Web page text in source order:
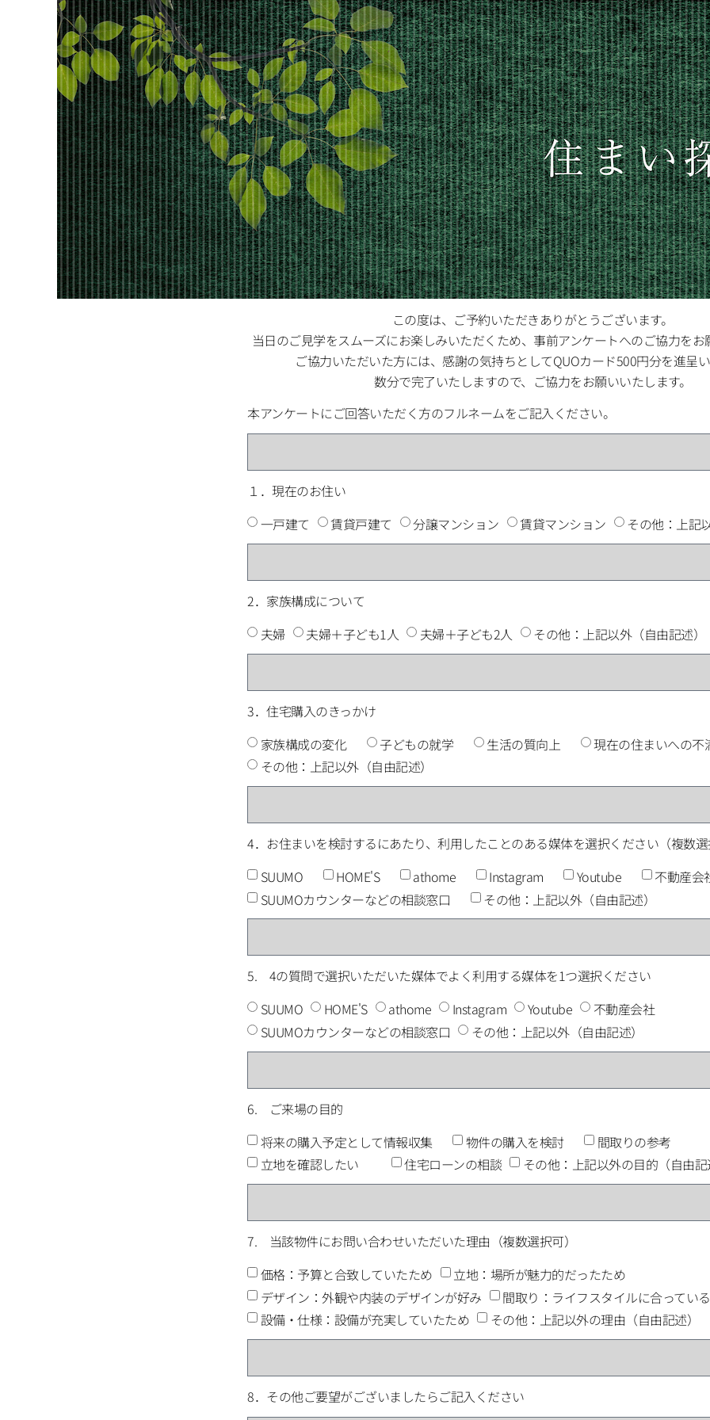
この度は、ご予約いただきありがとうございます。
当日のご見学をスムーズにお楽しみいただくため、事前アンケートへのご協力をお
ご協力いただいた方には、感謝の気持ちとしてQUOカード500円分を進呈い
数分で完了いたしますので、ご協力をお願いいたします。
本アンケートにご回答いただく方のフルネームをご記入ください。
１．現在のお住い
一戸建て
賃貸戸建て 分譲マンション 賃貸マンション その他：上記
2．家族構成について
夫婦
夫婦＋子ども1人 夫婦＋子ども2人 その他：上記以外（自由記述）
3．住宅購入のきっかけ
家族構成の変化
子どもの就学 生活の質向上
現在の住まいへの不
その他：上記以外（自由記述）
4．お住まいを検討するにあたり、利用したことのある媒体を選択ください（複数選
SUUMO
HOME'S athome Instagram Youtube
不動産会
SUUMOカウンターなどの相談窓口
その他：上記以外（自由記述）
5. 4の質問で選択いただいた媒体でよく利用する媒体を1つ選択ください
SUUMO
HOME'S athome Instagram Youtube
不動産会社
SUUMOカウンターなどの相談窓口
その他：上記以外（自由記述）
6. ご来場の目的
将来の購入予定として情報収集
物件の購入を検討
間取りの参考
立地を確認したい
住宅ローンの相談 その他：上記以外の目的（自由記
7. 当該物件にお問い合わせいただいた理由（複数選択可）
価格：予算と合致していたため
立地：場所が魅力的だったため
デザイン：外観や内装のデザインが好み
間取り：ライフスタイルに合ってい
設備・仕様：設備が充実していたため
その他：上記以外の理由（自由記述）
8．その他ご要望がございましたらご記入ください